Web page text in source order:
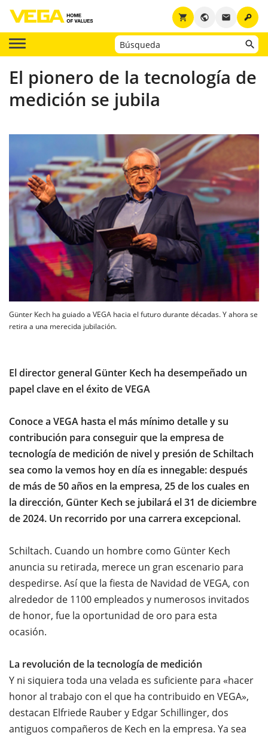
key
email
public
shopping_cart
El pionero de la tecnología de
medición se jubila
Günter Kech ha guiado a VEGA hacia el futuro durante décadas. Y ahora se
retira a una merecida jubilación.
El director general Günter Kech ha desempeñado un
papel clave en el éxito de VEGA
Conoce a VEGA hasta el más mínimo detalle y su
contribución para conseguir que la empresa de
tecnología de medición de nivel y presión de Schiltach
sea como la vemos hoy en día es innegable: después
de más de 50 años en la empresa, 25 de los cuales en
la dirección, Günter Kech se jubilará el 31 de diciembre
de 2024. Un recorrido por una carrera excepcional.
Schiltach. Cuando un hombre como Günter Kech
anuncia su retirada, merece un gran escenario para
despedirse. Así que la fiesta de Navidad de VEGA, con
alrededor de 1100 empleados y numerosos invitados
de honor, fue la oportunidad de oro para esta
ocasión.
La revolución de la tecnología de medición
Y ni siquiera toda una velada es suficiente para «hacer
honor al trabajo con el que ha contribuido en VEGA»,
destacan Elfriede Rauber y Edgar Schillinger, dos
antiguos compañeros de Kech en la empresa. Ya sea